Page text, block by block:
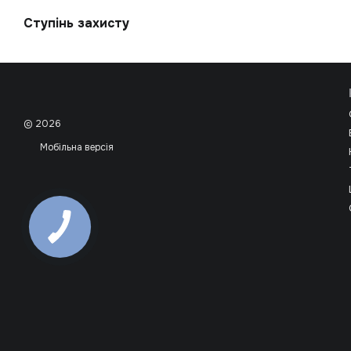
Ступінь захисту
© 2026
Мобільна версія